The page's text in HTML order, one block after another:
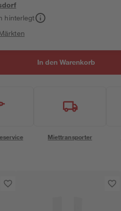
hinterlegt
In den Warenkorb
Miettransporter